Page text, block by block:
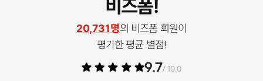
비즈폼!
20,731명의 비즈폼 회원이
평가한 평균 별점!
9.7/ 10.0